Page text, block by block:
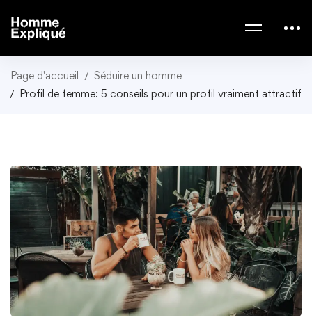
Page d'accueil
Séduire un homme
Profil de femme: 5 conseils pour un profil vraiment attractif